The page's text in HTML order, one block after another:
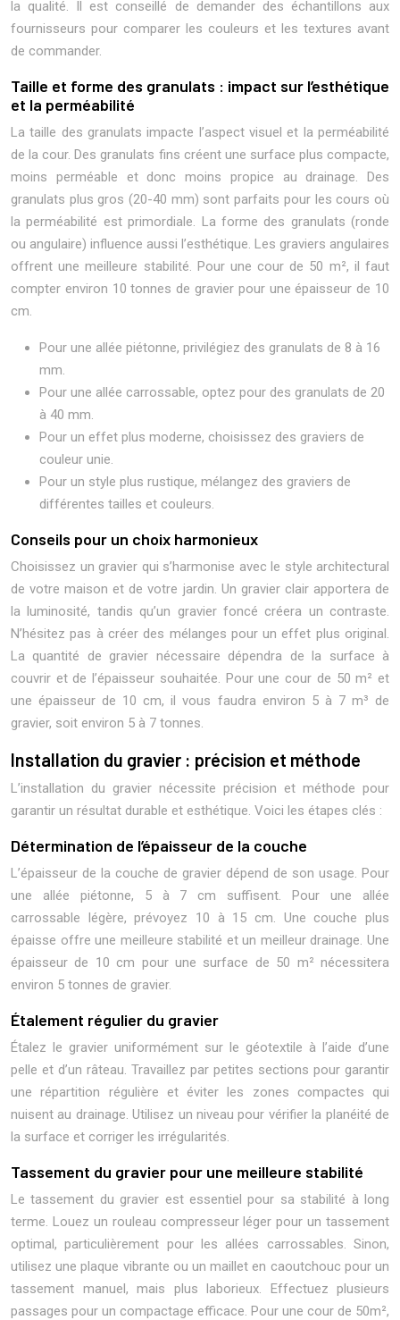
la qualité. Il est conseillé de demander des échantillons aux
fournisseurs pour comparer les couleurs et les textures avant
de commander.
Taille et forme des granulats : impact sur l’esthétique
et la perméabilité
La taille des granulats impacte l’aspect visuel et la perméabilité
de la cour. Des granulats fins créent une surface plus compacte,
moins perméable et donc moins propice au drainage. Des
granulats plus gros (20-40 mm) sont parfaits pour les cours où
la perméabilité est primordiale. La forme des granulats (ronde
ou angulaire) influence aussi l’esthétique. Les graviers angulaires
offrent une meilleure stabilité. Pour une cour de 50 m², il faut
compter environ 10 tonnes de gravier pour une épaisseur de 10
cm.
Pour une allée piétonne, privilégiez des granulats de 8 à 16
mm.
Pour une allée carrossable, optez pour des granulats de 20
à 40 mm.
Pour un effet plus moderne, choisissez des graviers de
couleur unie.
Pour un style plus rustique, mélangez des graviers de
différentes tailles et couleurs.
Conseils pour un choix harmonieux
Choisissez un gravier qui s’harmonise avec le style architectural
de votre maison et de votre jardin. Un gravier clair apportera de
la luminosité, tandis qu’un gravier foncé créera un contraste.
N’hésitez pas à créer des mélanges pour un effet plus original.
La quantité de gravier nécessaire dépendra de la surface à
couvrir et de l’épaisseur souhaitée. Pour une cour de 50 m² et
une épaisseur de 10 cm, il vous faudra environ 5 à 7 m³ de
gravier, soit environ 5 à 7 tonnes.
Installation du gravier : précision et méthode
L’installation du gravier nécessite précision et méthode pour
garantir un résultat durable et esthétique. Voici les étapes clés :
Détermination de l’épaisseur de la couche
L’épaisseur de la couche de gravier dépend de son usage. Pour
une allée piétonne, 5 à 7 cm suffisent. Pour une allée
carrossable légère, prévoyez 10 à 15 cm. Une couche plus
épaisse offre une meilleure stabilité et un meilleur drainage. Une
épaisseur de 10 cm pour une surface de 50 m² nécessitera
environ 5 tonnes de gravier.
Étalement régulier du gravier
Étalez le gravier uniformément sur le géotextile à l’aide d’une
pelle et d’un râteau. Travaillez par petites sections pour garantir
une répartition régulière et éviter les zones compactes qui
nuisent au drainage. Utilisez un niveau pour vérifier la planéité de
la surface et corriger les irrégularités.
Tassement du gravier pour une meilleure stabilité
Le tassement du gravier est essentiel pour sa stabilité à long
terme. Louez un rouleau compresseur léger pour un tassement
optimal, particulièrement pour les allées carrossables. Sinon,
utilisez une plaque vibrante ou un maillet en caoutchouc pour un
tassement manuel, mais plus laborieux. Effectuez plusieurs
passages pour un compactage efficace. Pour une cour de 50m²,